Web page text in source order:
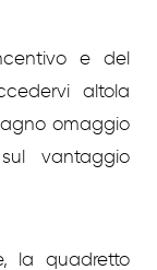
e del
altola
omaggio
vantaggio
la quadretto